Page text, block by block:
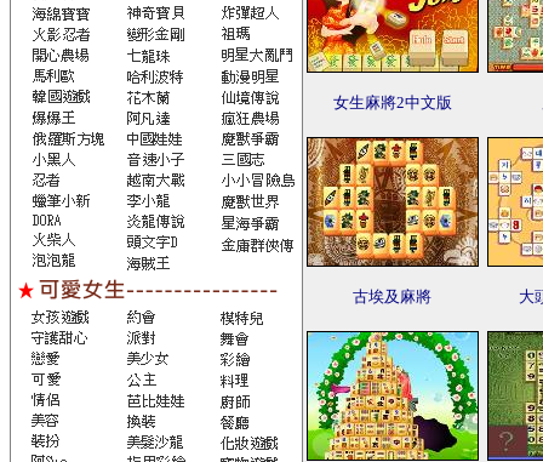
女生麻將2中文版
古埃及麻將 大